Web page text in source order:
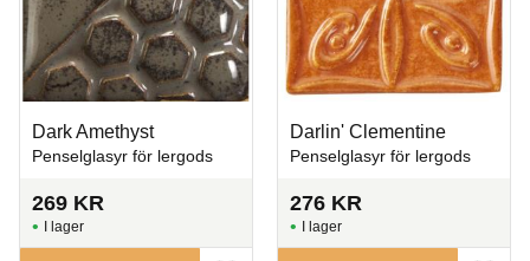
Dark Amethyst
Penselglasyr för lergods
269 KR
I lager
Darlin' Clementine
Penselglasyr för lergods
276 KR
I lager